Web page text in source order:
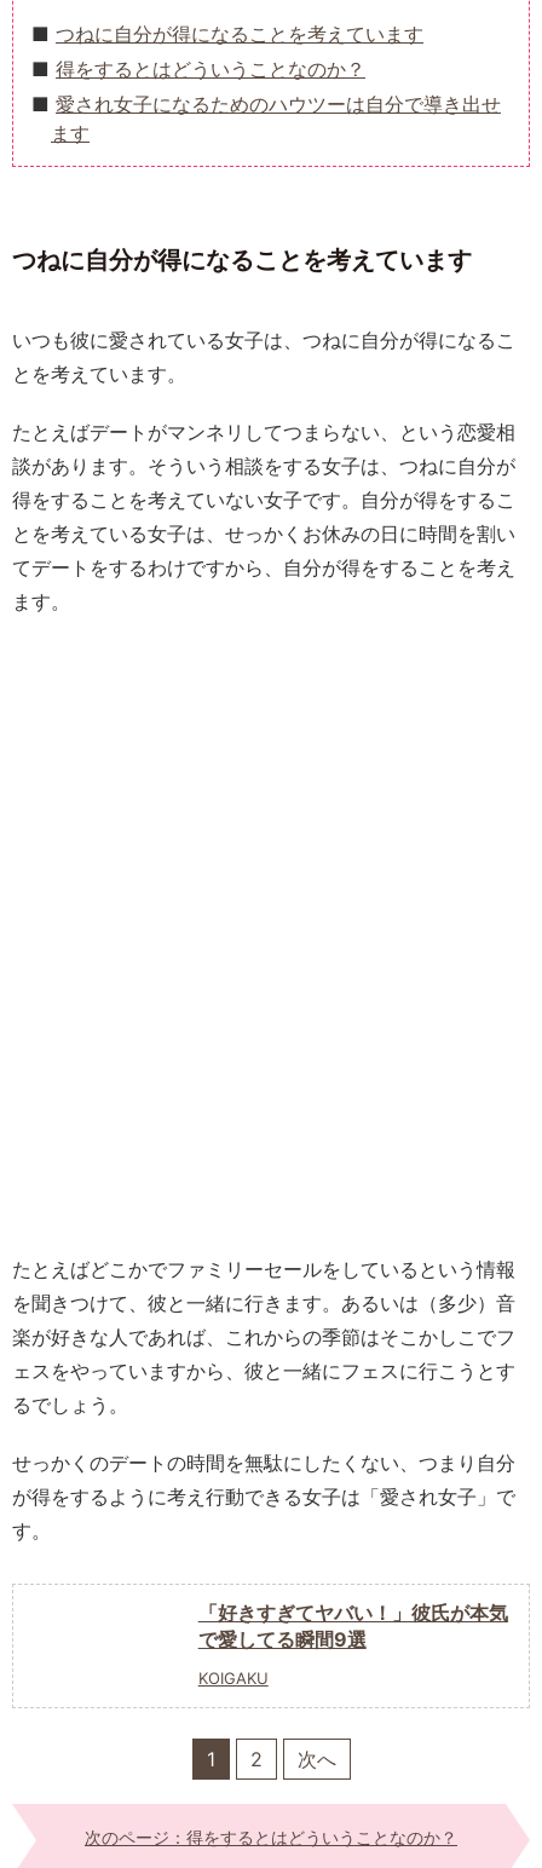
つねに自分が得になることを考えています
得をするとはどういうことなのか？
愛され女子になるためのハウツーは自分で導き出せ
ます
つねに自分が得になることを考えています
いつも彼に愛されている女子は、つねに自分が得になるこ
とを考えています。
たとえばデートがマンネリしてつまらない、という恋愛相
談があります。そういう相談をする女子は、つねに自分が
得をすることを考えていない女子です。自分が得をするこ
とを考えている女子は、せっかくお休みの日に時間を割い
てデートをするわけですから、自分が得をすることを考え
ます。
たとえばどこかでファミリーセールをしているという情報
を聞きつけて、彼と一緒に行きます。あるいは（多少）音
楽が好きな人であれば、これからの季節はそこかしこでフ
ェスをやっていますから、彼と一緒にフェスに行こうとす
るでしょう。
せっかくのデートの時間を無駄にしたくない、つまり自分
が得をするように考え行動できる女子は「愛され女子」で
す。
「好きすぎてヤバい！」彼氏が本気
で愛してる瞬間9選
KOIGAKU
1 2 次へ
次のページ：得をするとはどういうことなのか？